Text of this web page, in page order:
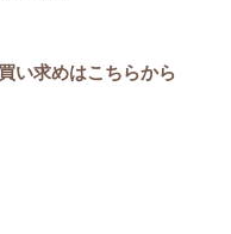
い求めはこちらから